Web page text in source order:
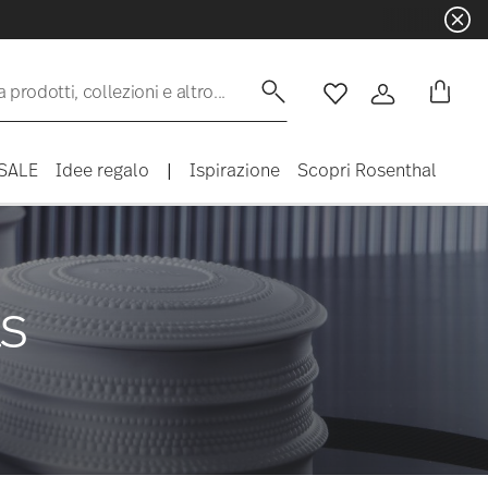
prodotti, collezioni e altro... Lista desideri
Accedi
Idee regalo | Ispirazione Scopri Rosenthal